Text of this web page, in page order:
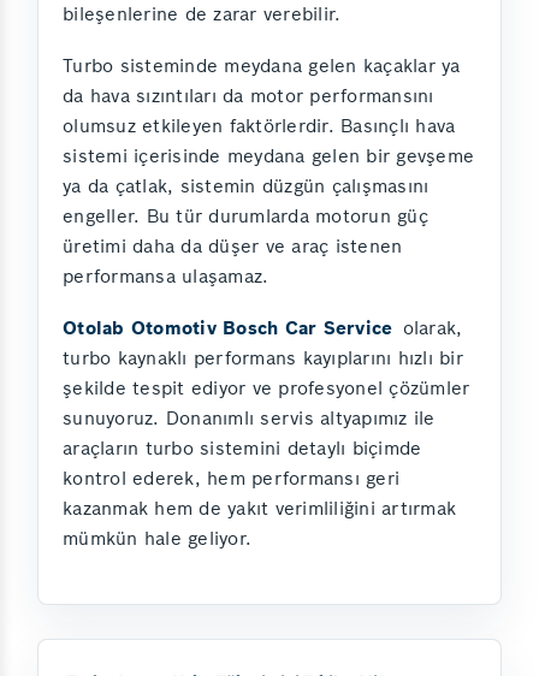
bileşenlerine de zarar verebilir.
Turbo sisteminde meydana gelen kaçaklar ya
da hava sızıntıları da motor performansını
olumsuz etkileyen faktörlerdir. Basınçlı hava
sistemi içerisinde meydana gelen bir gevşeme
ya da çatlak, sistemin düzgün çalışmasını
engeller. Bu tür durumlarda motorun güç
üretimi daha da düşer ve araç istenen
performansa ulaşamaz.
Otolab Otomotiv Bosch Car Service olarak,
turbo kaynaklı performans kayıplarını hızlı bir
şekilde tespit ediyor ve profesyonel çözümler
sunuyoruz. Donanımlı servis altyapımız ile
araçların turbo sistemini detaylı biçimde
kontrol ederek, hem performansı geri
kazanmak hem de yakıt verimliliğini artırmak
mümkün hale geliyor.